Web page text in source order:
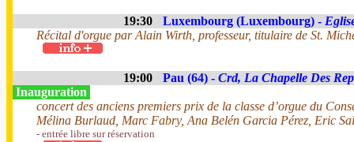
19:30 Luxembourg (Luxembourg) -
Récital d'orgue par Alain Wirth, professeur, titulaire de St.
19:00 Pau (64) - Crd, La Chapelle Des
Inauguration
concert des anciens premiers prix de la classe d’orgue du
Mélina Burlaud, Marc Fabry, Ana Belén Garcia Pérez, Eric
- entrée libre sur réservation